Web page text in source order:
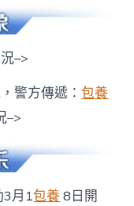
–>
警方傳遞：包養
–>
3月1包養 8日開